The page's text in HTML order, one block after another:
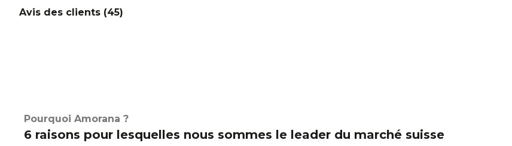
Avis des clients (45)
Pourquoi Amorana ?
6 raisons pour lesquelles nous sommes le leader du marché suisse